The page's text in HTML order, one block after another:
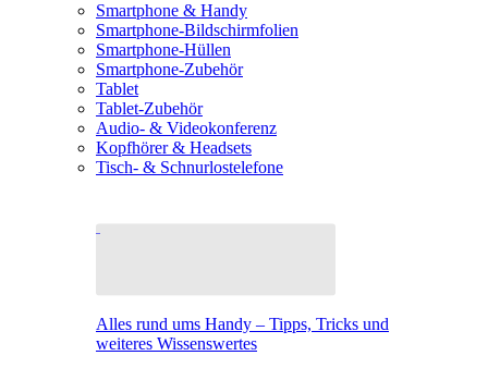
Smartphone & Handy
Smartphone-Bildschirmfolien
Smartphone-Hüllen
Smartphone-Zubehör
Tablet
Tablet-Zubehör
Audio- & Videokonferenz
Kopfhörer & Headsets
Tisch- & Schnurlostelefone
Alles rund ums Handy – Tipps, Tricks und
weiteres Wissenswertes